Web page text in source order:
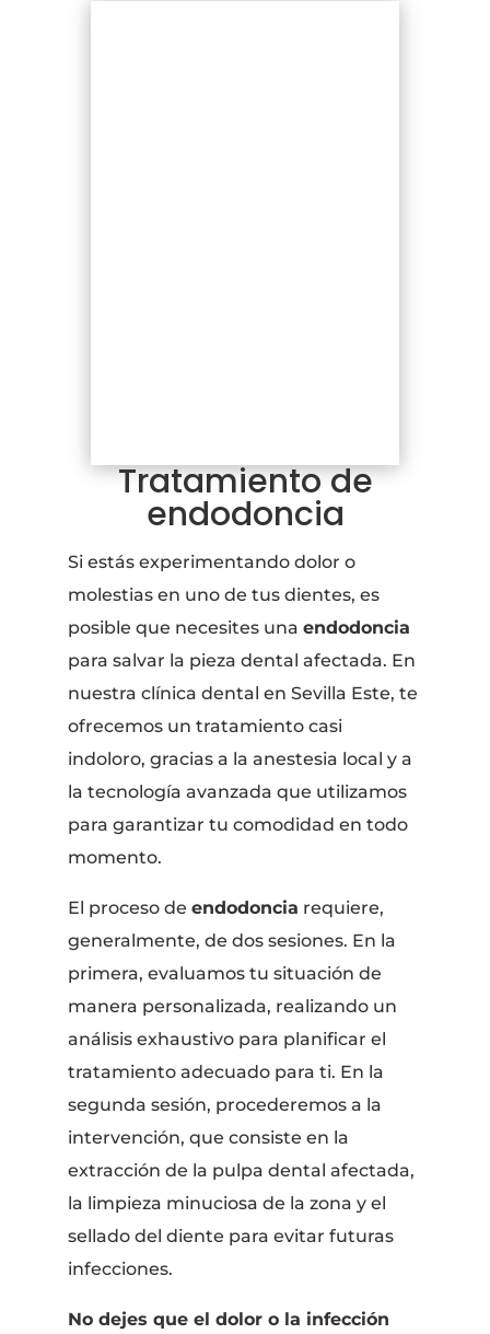
Tratamiento de
endodoncia
Si estás experimentando dolor o
molestias en uno de tus dientes, es
posible que necesites unaendodoncia
para salvar la pieza dental afectada. En
nuestra clínica dental en Sevilla Este, te
ofrecemos un tratamiento casi
indoloro, gracias a la anestesia local y a
la tecnología avanzada que utilizamos
para garantizar tu comodidad en todo
momento.
El proceso deendodoncia requiere,
generalmente, de dos sesiones. En la
primera, evaluamos tu situación de
manera personalizada, realizando un
análisis exhaustivo para planificar el
tratamiento adecuado para ti. En la
segunda sesión, procederemos a la
intervención, que consiste en la
extracción de la pulpa dental afectada,
la limpieza minuciosa de la zona y el
sellado del diente para evitar futuras
infecciones.
No dejes que el dolor o la infección